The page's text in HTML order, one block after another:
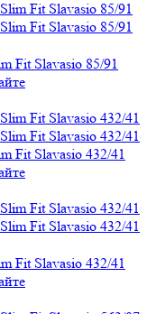
Fit Slavasio 85/91
Fit Slavasio 432/41
Fit Slavasio 432/41